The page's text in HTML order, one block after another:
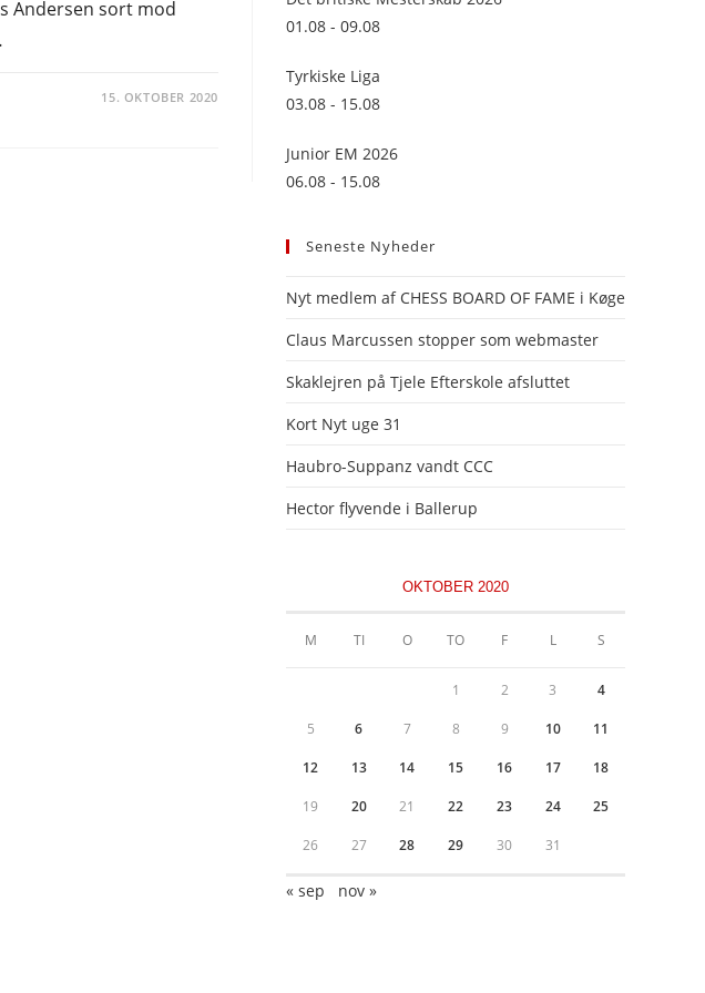
Andersen sort mod
15. OKTOBER 2020
01.08 - 09.08
Tyrkiske Liga
03.08 - 15.08
Junior EM 2026
06.08 - 15.08
Seneste Nyheder
Nyt medlem af CHESS BOARD OF FAME i Køge
Claus Marcussen stopper som webmaster
Skaklejren på Tjele Efterskole afsluttet
Kort Nyt uge 31
Haubro-Suppanz vandt CCC
Hector flyvende i Ballerup
OKTOBER 2020
M TI O TO F L S
1 2 3 4
5 6 7 8 9 10 11
12 13 14 15 16 17 18
19 20 21 22 23 24 25
26 27 28 29 30 31
« sep nov »